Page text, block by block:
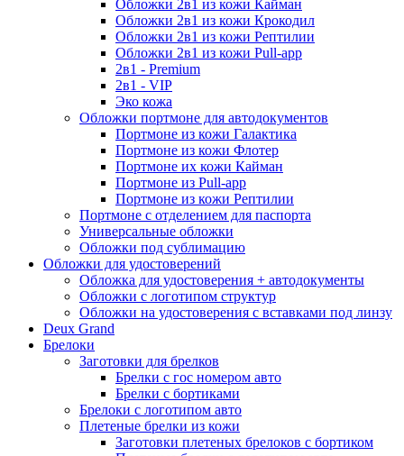
Обложки 2в1 из кожи Кайман
Обложки 2в1 из кожи Крокодил
Обложки 2в1 из кожи Рептилии
Обложки 2в1 из кожи Pull-app
2в1 - Premium
2в1 - VIP
Эко кожа
Обложки портмоне для автодокументов
Портмоне из кожи Галактика
Портмоне из кожи Флотер
Портмоне их кожи Кайман
Портмоне из Pull-app
Портмоне из кожи Рептилии
Портмоне с отделением для паспорта
Универсальные обложки
Обложки под сублимацию
Обложки для удостоверений
Обложка для удостоверения + автодокументы
Обложки с логотипом структур
Обложки на удостоверения с вставками под линзу
Deux Grand
Брелоки
Заготовки для брелков
Брелки с гос номером авто
Брелки с бортиками
Брелоки с логотипом авто
Плетеные брелки из кожи
Заготовки плетеных брелоков с бортиком